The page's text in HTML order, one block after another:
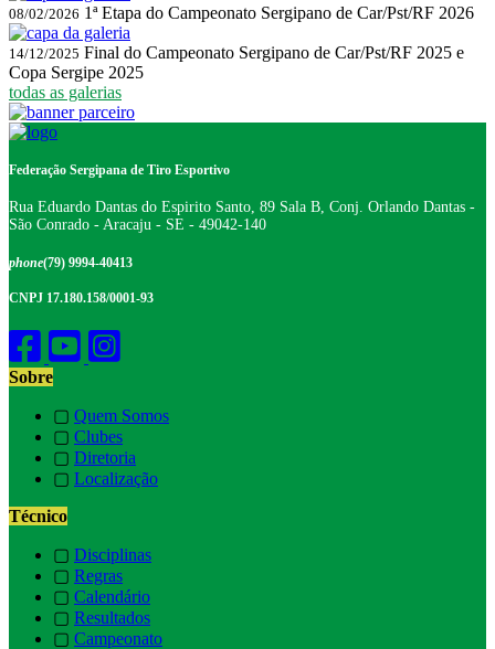
08/02/2026 1ª Etapa do Campeonato Sergipano de Car/Pst/RF 2026
14/12/2025 Final do Campeonato Sergipano de Car/Pst/RF 2025 e
Copa Sergipe 2025
todas as galerias
Federação Sergipana de Tiro Esportivo
Rua Eduardo Dantas do Espirito Santo, 89 Sala B, Conj. Orlando Dantas -
São Conrado - Aracaju - SE - 49042-140
phone(79) 9994-40413
CNPJ 17.180.158/0001-93
Sobre
▢ Quem Somos
▢ Clubes
▢ Diretoria
▢ Localização
Técnico
▢ Disciplinas
▢ Regras
▢ Calendário
▢ Resultados
▢ Campeonato